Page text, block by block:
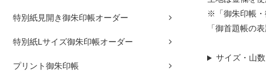
特別紙見開き御朱印帳オーダー
特別紙Lサイズ御朱印帳オーダー
プリント御朱印帳
※「御朱印帳・
「御首題帳の
サイズ・山数